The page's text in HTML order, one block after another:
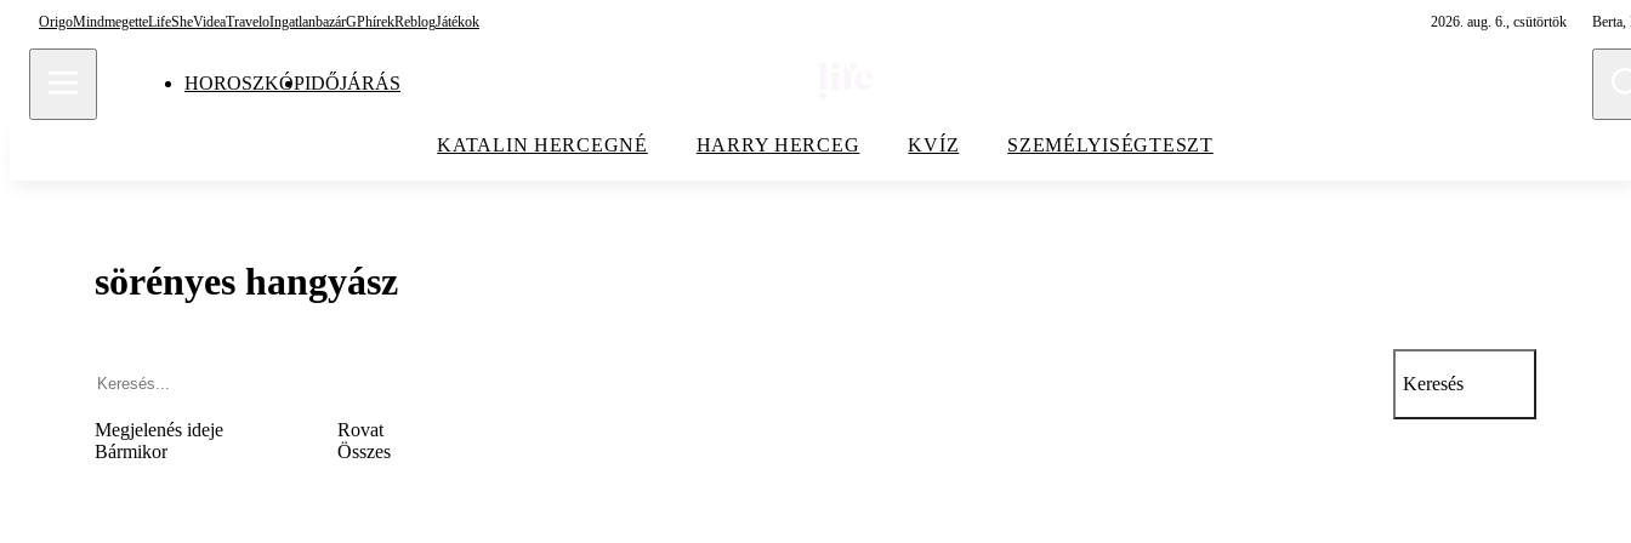
OrigoMindmegetteLifeSheVideaTraveloIngatlanbazárGPhírekReblogJátékok 2026. aug. 6., csütörtök Berta,
HOROSZKÓPIDŐJÁRÁS
KATALIN HERCEGNÉ HARRY HERCEG KVÍZ SZEMÉLYISÉGTESZT
sörényes hangyász
Keresés
Megjelenés ideje
Bármikor
Rovat
Összes